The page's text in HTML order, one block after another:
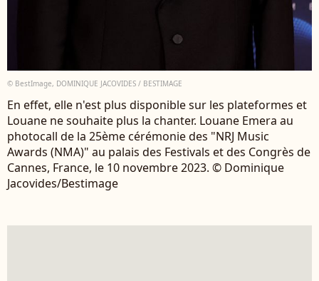
© BestImage, DOMINIQUE JACOVIDES / BESTIMAGE
En effet, elle n'est plus disponible sur les plateformes et
Louane ne souhaite plus la chanter. Louane Emera au
photocall de la 25ème cérémonie des "NRJ Music
Awards (NMA)" au palais des Festivals et des Congrès de
Cannes, France, le 10 novembre 2023. © Dominique
Jacovides/Bestimage